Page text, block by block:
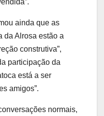
ainda que as
da Alrosa estão a
construtiva”,
participação da
está a ser
amigos”.
normais,